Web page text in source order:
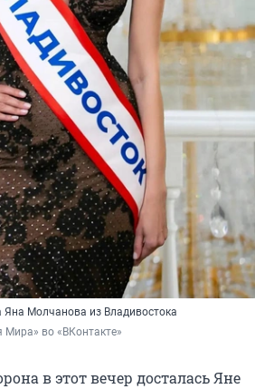
Яна Молчанова из Владивостока
Мира» во «ВКонтакте»
в этот вечер досталась Яне